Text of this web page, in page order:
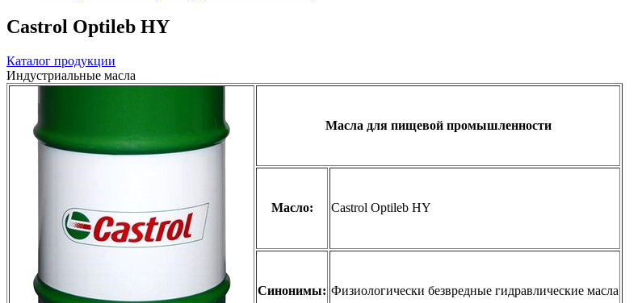
Castrol Optileb HY
Каталог продукции
Индустриальные масла
Масла для пищевой промышленности
Масло: Castrol Optileb HY
Синонимы: Физиологически безвредные гидравлические масла